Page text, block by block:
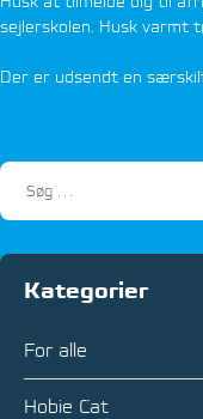
sejlerskolen. Husk varmt
Der er udsendt en
Kategorier
For alle
Hobie Cat